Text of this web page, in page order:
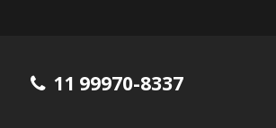
11 99970-8337